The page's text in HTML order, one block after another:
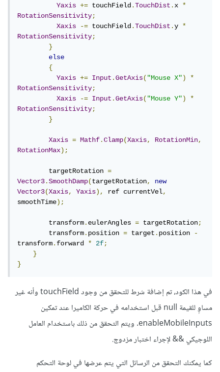
Yaxis
+= touchField.TouchDist.x *
RotationSensitivity;
Xaxis
-= touchField.TouchDist.y *
RotationSensitivity;
}
else
{
Yaxis
+= Input.GetAxis("Mouse X")
*
RotationSensitivity;
Xaxis
-= Input.GetAxis("Mouse Y")
*
RotationSensitivity;
}
Xaxis = Mathf.Clamp(Xaxis, RotationMin,
RotationMax);
        targetRotation
=
Vector3.SmoothDamp(targetRotation,
new
Vector3(Xaxis, Yaxis), ref currentVel,
smoothTime);
        transform
.eulerAngles = targetRotation;
        transform
.position = target.position -
transform.forward * 2f;
}
}
في هذا الكود، تم إضافة شرط للتحقق من وجود touchField وأنه غير
مساوٍ للقيمة null قبل استخدامه في حركة الكاميرا عند تمكين
enableMobileInputs. ويتم التحقق من ذلك باستخدام العامل
اللوجيكي && لإجراء اختبار مزدوج.
كما يمكنك التحقق من الرسائل التي يتم عرضها في لوحة التحكم